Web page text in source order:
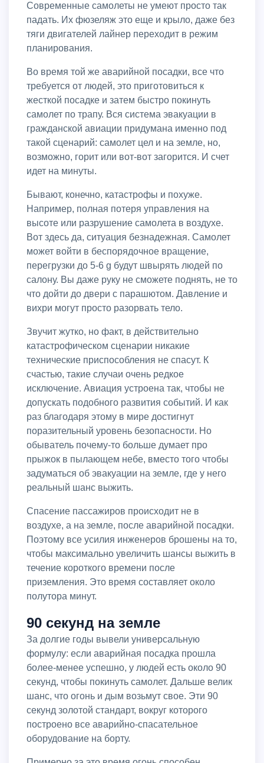
Современные самолеты не умеют просто так
падать. Их фюзеляж это еще и крыло, даже без
тяги двигателей лайнер переходит в режим
планирования.
Во время той же аварийной посадки, все что
требуется от людей, это приготовиться к
жесткой посадке и затем быстро покинуть
самолет по трапу. Вся система эвакуации в
гражданской авиации придумана именно под
такой сценарий: самолет цел и на земле, но,
возможно, горит или вот-вот загорится. И счет
идет на минуты.
Бывают, конечно, катастрофы и похуже.
Например, полная потеря управления на
высоте или разрушение самолета в воздухе.
Вот здесь да, ситуация безнадежная. Самолет
может войти в беспорядочное вращение,
перегрузки до 5-6 g будут швырять людей по
салону. Вы даже руку не сможете поднять, не то
что дойти до двери с парашютом. Давление и
вихри могут просто разорвать тело.
Звучит жутко, но факт, в действительно
катастрофическом сценарии никакие
технические приспособления не спасут. К
счастью, такие случаи очень редкое
исключение. Авиация устроена так, чтобы не
допускать подобного развития событий. И как
раз благодаря этому в мире достигнут
поразительный уровень безопасности. Но
обыватель почему-то больше думает про
прыжок в пылающем небе, вместо того чтобы
задуматься об эвакуации на земле, где у него
реальный шанс выжить.
Спасение пассажиров происходит не в
воздухе, а на земле, после аварийной посадки.
Поэтому все усилия инженеров брошены на то,
чтобы максимально увеличить шансы выжить в
течение короткого времени после
приземления. Это время составляет около
полутора минут.
90 секунд на земле
За долгие годы вывели универсальную
формулу: если аварийная посадка прошла
более-менее успешно, у людей есть около 90
секунд, чтобы покинуть самолет. Дальше велик
шанс, что огонь и дым возьмут свое. Эти 90
секунд золотой стандарт, вокруг которого
построено все аварийно-спасательное
оборудование на борту.